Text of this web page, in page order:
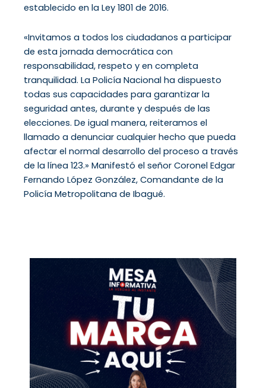
establecido en la Ley 1801 de 2016.
«Invitamos a todos los ciudadanos a participar
de esta jornada democrática con
responsabilidad, respeto y en completa
tranquilidad. La Policía Nacional ha dispuesto
todas sus capacidades para garantizar la
seguridad antes, durante y después de las
elecciones. De igual manera, reiteramos el
llamado a denunciar cualquier hecho que pueda
afectar el normal desarrollo del proceso a través
de la línea 123.» Manifestó el señor Coronel Edgar
Fernando López González, Comandante de la
Policía Metropolitana de Ibagué.